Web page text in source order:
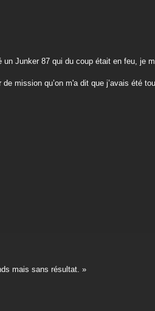
Junker 87 qui du coup était en feu, je
mission qu’on m'a dit que j’avais été
mais sans résultat. »